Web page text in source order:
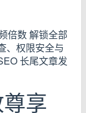
倍数 解锁全部
、权限安全与
长尾文章发
享